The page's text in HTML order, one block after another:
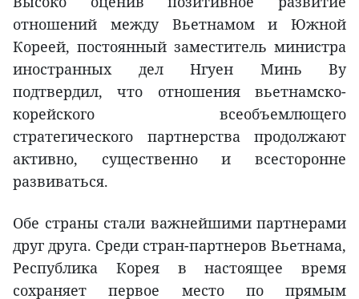
отношений между Вьетнамом и Южной
Кореей, постоянный заместитель министра
иностранных дел Нгуен Минь Ву
подтвердил, что отношения вьетнамско-
корейского всеобъемлющего
стратегического партнерства продолжают
активно, существенно и всесторонне
развиваться.
Обе страны стали важнейшими партнерами
друг друга. Среди стран-партнеров Вьетнама,
Республика Корея в настоящее время
сохраняет первое место по прямым